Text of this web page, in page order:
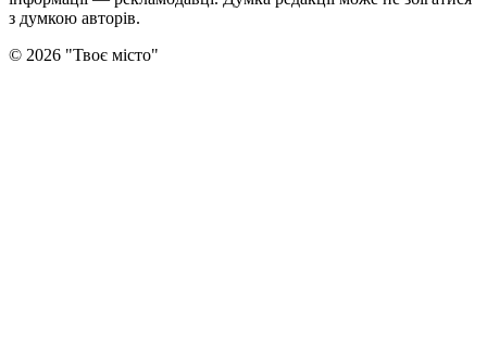
з думкою авторiв.
© 2026 "Твоє місто"